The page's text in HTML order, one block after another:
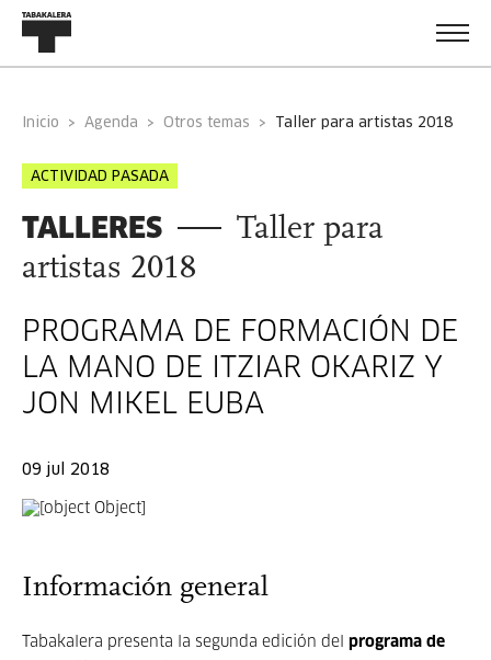
Inicio Agenda Otros temas taller para artistas 2018
ACTIVIDAD PASADA
TALLERES
Taller para
artistas 2018
PROGRAMA DE FORMACIÓN DE
LA MANO DE ITZIAR OKARIZ Y
JON MIKEL EUBA
09 jul 2018
Información general
Tabakalera presenta la segunda edición del
programa de